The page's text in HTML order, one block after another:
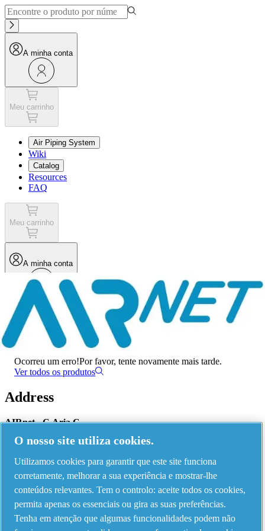
A minha conta
Meu carrinho
Air Piping System
Wiki
Catalog
Resources
FAQ
Meu carrinho
A minha conta
Menu
Ocorreu um erro
Ocorreu um erro!Por favor, tente novamente mais tarde.
Ver todos os produtos
Address
AIRnet - C.Aria.C
Via Selva Maiolo, 5/7 - 36075, Montecchio Maggiore, Vicenza Italy
Contact us
Piping Systems - click to see details
O nosso site utiliza cookies.
Utilizamos cookies para garantir que este site funciona
corretamente, melhorar a sua experiência e mostrar-lhe
conteúdos relevantes. Tem o controlo: aceite todos os cookies,
permita apenas os essenciais ou gira as suas preferências.
Tenha em atenção que algumas funcionalidades podem não